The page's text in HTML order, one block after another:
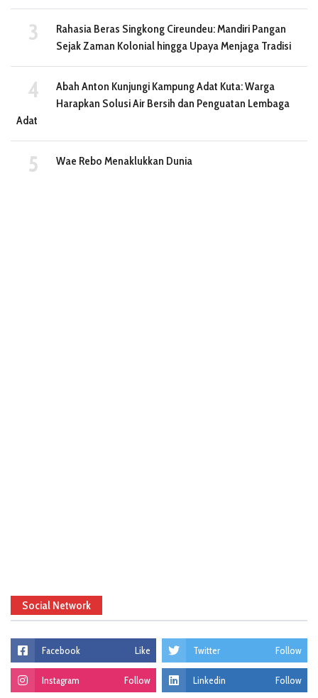
Rahasia Beras Singkong Cireundeu: Mandiri Pangan
Sejak Zaman Kolonial hingga Upaya Menjaga Tradisi
Abah Anton Kunjungi Kampung Adat Kuta: Warga
Harapkan Solusi Air Bersih dan Penguatan Lembaga
Adat
Wae Rebo Menaklukkan Dunia
Social Network
Facebook Like Twitter Follow
Instagram Follow Linkedin Follow